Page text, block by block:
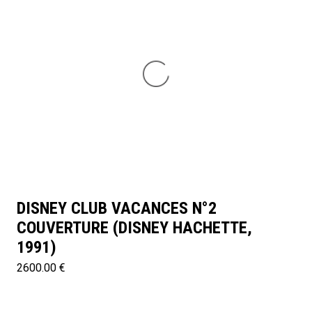
DISNEY CLUB VACANCES N°2
COUVERTURE (DISNEY HACHETTE,
1991)
2600.00 €